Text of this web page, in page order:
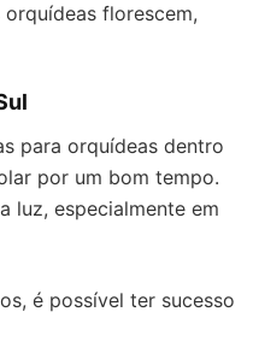
florescem,
para orquídeas dentro
por um bom tempo.
luz, especialmente em
é possível ter sucesso